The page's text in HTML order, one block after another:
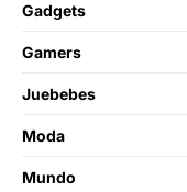
Gadgets
Gamers
Juebebes
Moda
Mundo